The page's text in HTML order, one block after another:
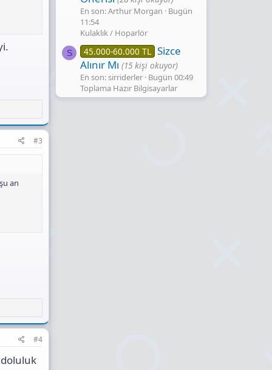
#3
an
#4
doluluk
En son: Arthur Morgan
Bugün
11:54
Kulaklık / Hoparlör
S 45.000-60.000 TL Sizce
Alınır Mı (15 kişi okuyor)
En son: sirriderler Bugün 00:49
Toplama Hazır Bilgisayarlar